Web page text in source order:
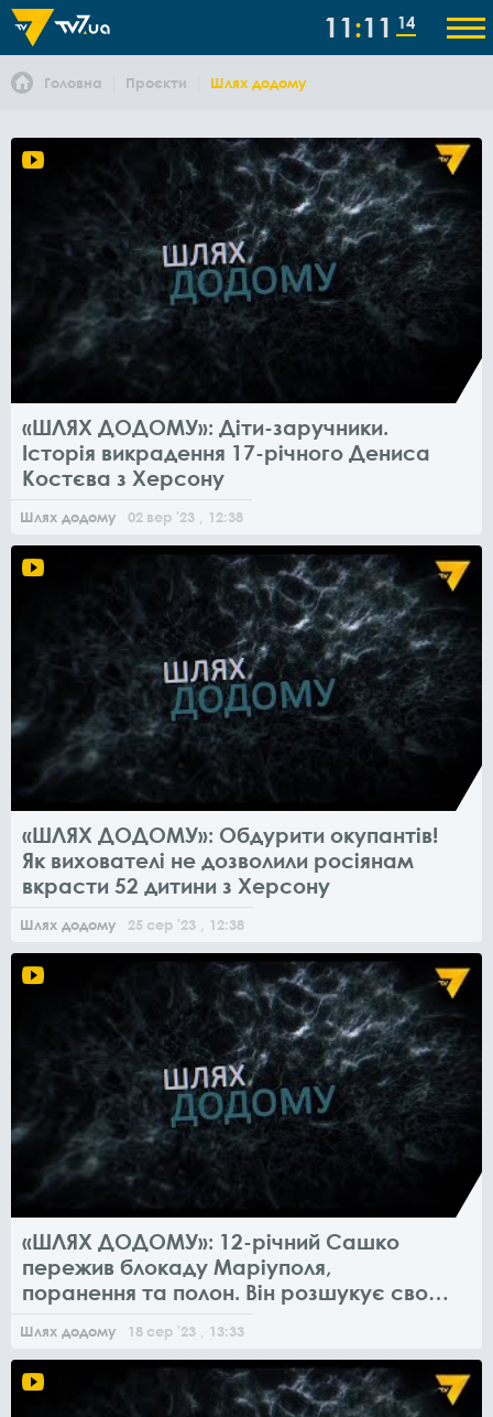
11 11 14
Головна Проєкти Шлях додому
«ШЛЯХ ДОДОМУ»: Діти-заручники.
Історія викрадення 17-річного Дениса
Костєва з Херсону
Шлях додому 02 вер '23 , 12:38
«ШЛЯХ ДОДОМУ»: Обдурити окупантів!
Як вихователі не дозволили росіянам
вкрасти 52 дитини з Херсону
Шлях додому 25 сер '23 , 12:38
«ШЛЯХ ДОДОМУ»: 12-річний Сашко
пережив блокаду Маріуполя,
поранення та полон. Він розшукує свою
Шлях додому 18 сер '23 , 13:33